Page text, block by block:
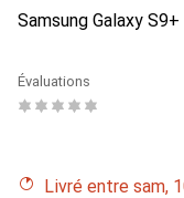
Samsung Galaxy S9+
Évaluations
Livré entre sam,